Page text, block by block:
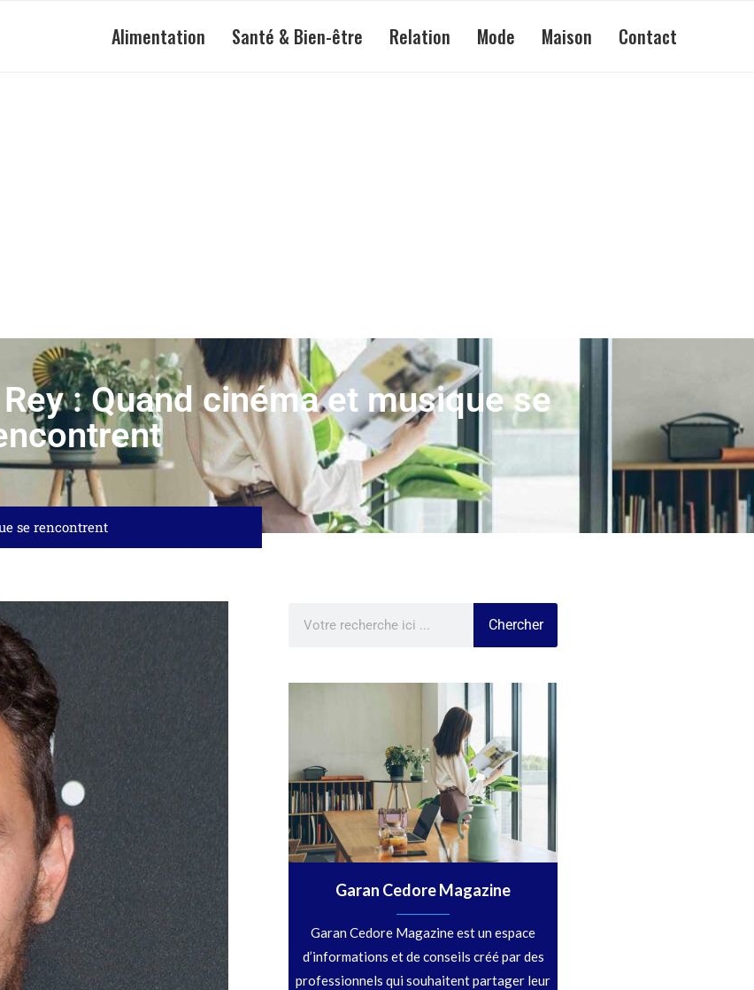
Alimentation Santé & Bien-être Relation Mode Maison Contact
: Quand cinéma et musique se
se rencontrent
Chercher
Garan Cedore Magazine
Garan Cedore Magazine est un espace
d’informations et de conseils créé par des
professionnels qui souhaitent partager leur